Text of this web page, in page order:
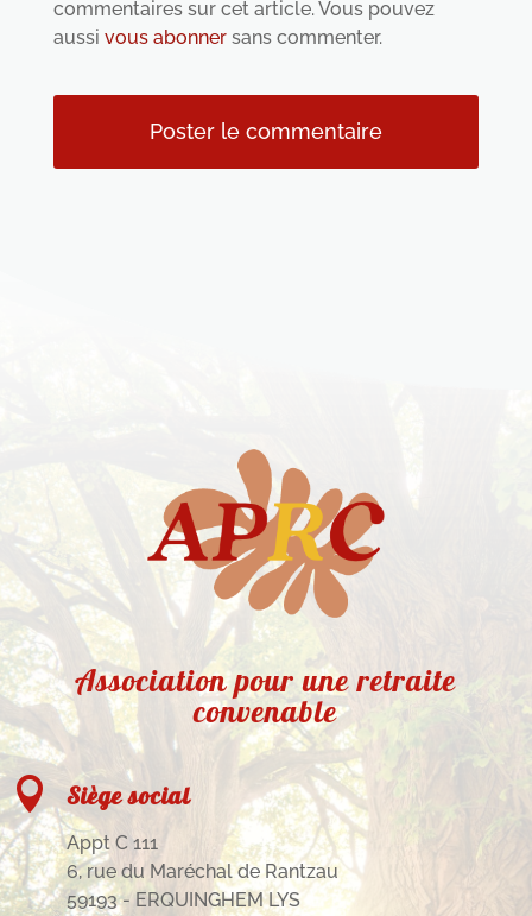
commentaires sur cet article. Vous pouvez
aussi vous abonnersans commenter.
Association pour une retraite
convenable
 Siège social
Appt C 111
6, rue du Maréchal de Rantzau
59193 - ERQUINGHEM LYS